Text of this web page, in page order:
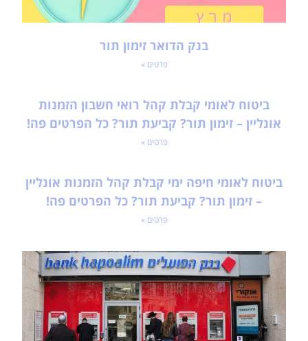
בנק הדואר זימון תור
פרטים »
ביטוח לאומי קבלת קהל רואי חשבון הזמנות
אונליין – זימון תור? קביעת תור? כל הפרטים פה!
פרטים »
ביטוח לאומי חיפה ימי קבלת קהל הזמנות אונליין
– זימון תור? קביעת תור? כל הפרטים פה!
פרטים »